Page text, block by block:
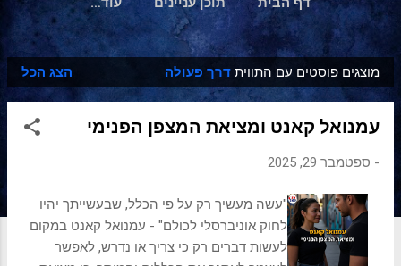
ר
ש
מוצגים פוסטים עם התווית דרך פעולה הצג הכל
עמנואל קאנט ומציאת המצפן הפנימי
- ספטמבר 29, 2025
"עשה מעשיך רק על פי הכלל, שבעשייתך יהיו
לחוק אוניברסלי לכולם" - עמנואל קאנט במקום
לעשות דברים רק כי צריך או נדרש, לאפשר